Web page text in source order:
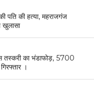
पति की हत्या, महराजगंज
तस्करी का भंडाफोड़, 5700
।